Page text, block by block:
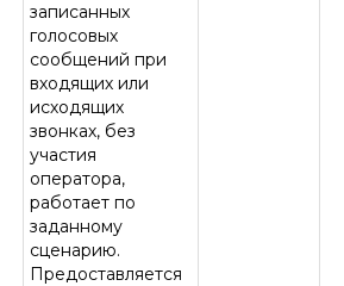
записанных
голосовых
сообщений при
входящих или
исходящих
звонках, без
участия
оператора,
работает по
заданному
сценарию.
Предоставляется